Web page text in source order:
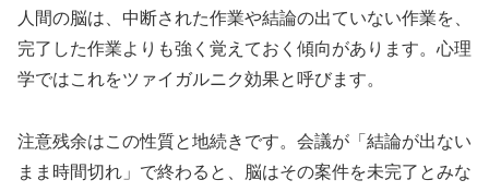
人間の脳は、中断された作業や結論の出ていない作業を、
完了した作業よりも強く覚えておく傾向があります。心理
学ではこれをツァイガルニク効果と呼びます。
注意残余はこの性質と地続きです。会議が「結論が出ない
まま時間切れ」で終わると、脳はその案件を未完了とみな